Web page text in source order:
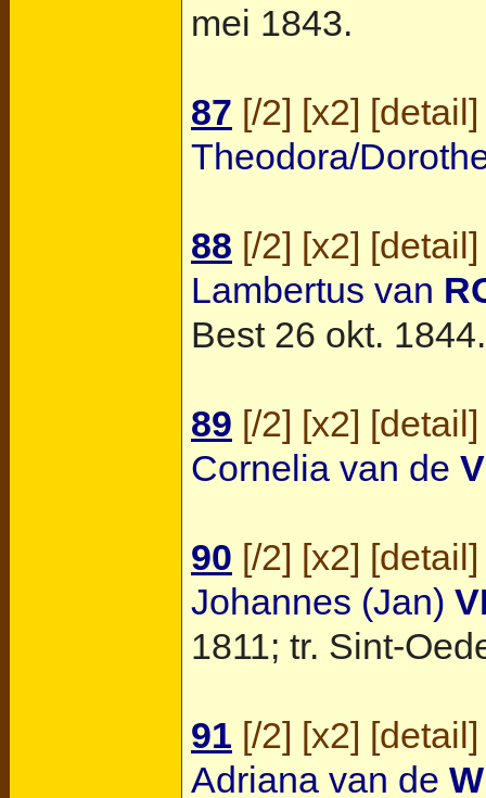
mei 1843.
87 [/2] [x2] [detail]
Theodora/
88 [/2] [x2] [detail]
Lambertus van
Best26 okt. 1844.
89 [/2] [x2] [detail]
Cornelia van de
90 [/2] [x2] [detail]
Johannes (Jan)
1811; tr. Sint-
91 [/2] [x2] [detail]
Adriana van de